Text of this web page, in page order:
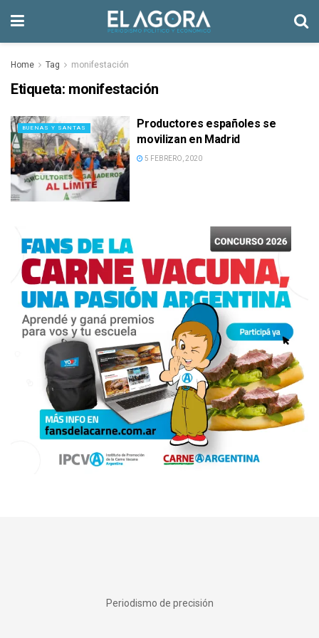
Home Tag monifestación
Etiqueta: monifestación
BUENAS Y SANTAS
Productores españoles se
movilizan en Madrid
5 FEBRERO, 2020
Periodismo de precisión